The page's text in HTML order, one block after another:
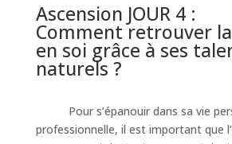
Ascension JOUR 4 :
Comment retrouver
en soi grâce à ses
naturels ?
Pour s’épanouir dans sa vie
professionnelle, il est important que